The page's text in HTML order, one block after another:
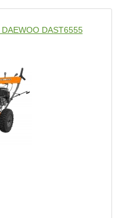
DAST6555